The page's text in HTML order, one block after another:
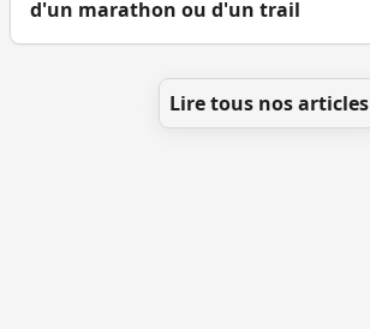
d'un marathon ou d'un trail
Lire tous nos articles